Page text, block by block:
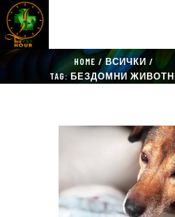
HOME
ВСИЧКИ
TAG: БЕЗДОМНИ
НАЧАЛО
КАТАЛОГ
THE VET HOUR
БЛОГ
КОНТАКТ